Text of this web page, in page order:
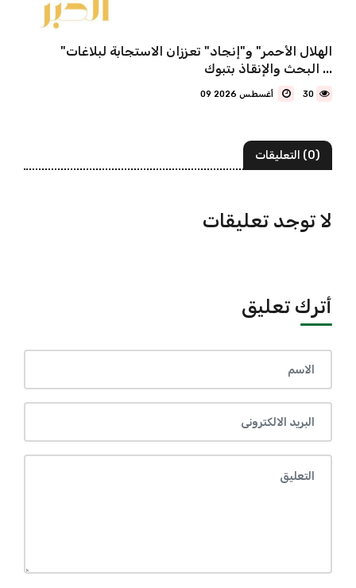
"الهلال الأحمر" و"إنجاد" تعززان الاستجابة لبلاغات
البحث والإنقاذ بتبوك ...
30
(0) التعليقات
لا توجد تعليقات
أترك تعليق